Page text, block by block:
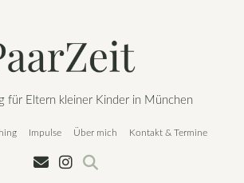
für Eltern kleiner Kinder in München
Impulse Über mich Kontakt & Termine